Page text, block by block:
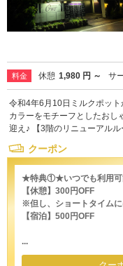
料金 休憩 1,980 円 ～ サ
令和4年6月10日ミルクポット
カラーをモチーフとしたおし
迎え♪ 【3階のリニューアル
クーポン
★特典①★いつでも利用可
【休憩】300円OFF
※但し、ショートタイム
【宿泊】500円OFF
...